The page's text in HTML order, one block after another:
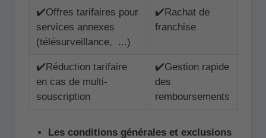
✔️Offres tarifaires pour
services annexes
(télésurveillance, ...)
✔️Rachat de
franchise
✔️Réduction tarifaire
en cas de multi-
souscription
✔️Gestion rapide
des
remboursements
Les conditions générales et exclusions